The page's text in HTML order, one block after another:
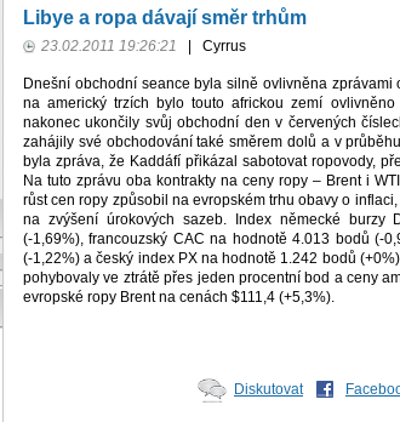
Libye a ropa dávají směr trhům
23.02.2011 19:26:21 Cyrrus
Dnešní obchodní seance byla silně ovlivněna
na americký trzích bylo touto africkou zemí
nakonec ukončily svůj obchodní den v červených
zahájily své obchodování také směrem dolů a v
byla zpráva, že Kaddáfí přikázal sabotovat ropovody,
Na tuto zprávu oba kontrakty na ceny ropy – Brent i
růst cen ropy způsobil na evropském trhu obavy o
na zvýšení úrokových sazeb. Index německé
(-1,69%), francouzský CAC na hodnotě 4.013 bodů (-
(-1,22%) a český index PX na hodnotě 1.242 bodů
pohybovaly ve ztrátě přes jeden procentní bod a ceny
evropské ropy Brent na cenách $111,4 (+5,3%).
Diskutovat